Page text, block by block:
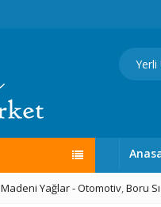
Madeni Yağlar - Otomotiv,Boru